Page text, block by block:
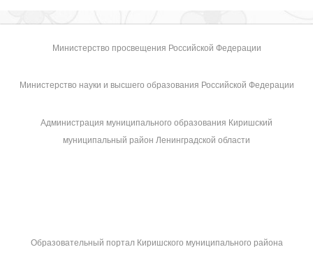
Министерство просвещения Российской Федерации
Министерство науки и высшего образования Российской Федерации
Администрация муниципального образования Киришский
муниципальный район Ленинградской области
Образовательный портал Киришского муниципального района